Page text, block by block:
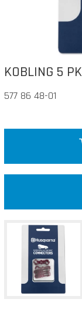
KOBLING 5
577 86 48-01